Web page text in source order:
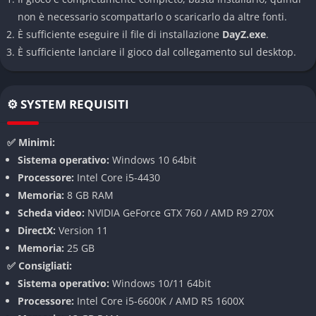
influisce sul gameplay: dalle valli nascoste alle colline
panoramiche, ogni zona può offrire rifugio o trappole mortali.
Assenza di aiuti e indicatori
Il gioco rifiuta l’uso di interfacce invadenti. Non ci sono
marcatori GPS, mini-mappe o suggerimenti visivi. Il giocatore
e i riferimenti del paesaggio. L’assenza di indicatori artificiali
costringe il giocatore a usare intuito, osservazione e
conoscenza del territorio, aumentando la sensazione di
realismo.
Interazione tra giocatori
Una delle caratteristiche più affascinanti di
componente sociale imprevedibile. I giocatori possono
scegliere se collaborare, ignorarsi o attaccarsi a vicenda. Ogni
non è necessario scompattarlo o scaricarlo da altre fonti.
È sufficiente eseguire il file di installazione DayZ.exe.
È sufficiente lanciare il gioco dal collegamento sul desktop.
⚙️ SYSTEM REQUISITI
✅ Minimi:
Sistema operativo: Windows 10 64bit
Processore: Intel Core i5-4430
Memoria: 8 GB RAM
Scheda video: NVIDIA GeForce GTX 760 / AMD R9 270X
DirectX: Version 11
Memoria: 25 GB
✅ Consigliati:
Sistema operativo: Windows 10/11 64bit
Processore: Intel Core i5-6600K / AMD R5 1600X